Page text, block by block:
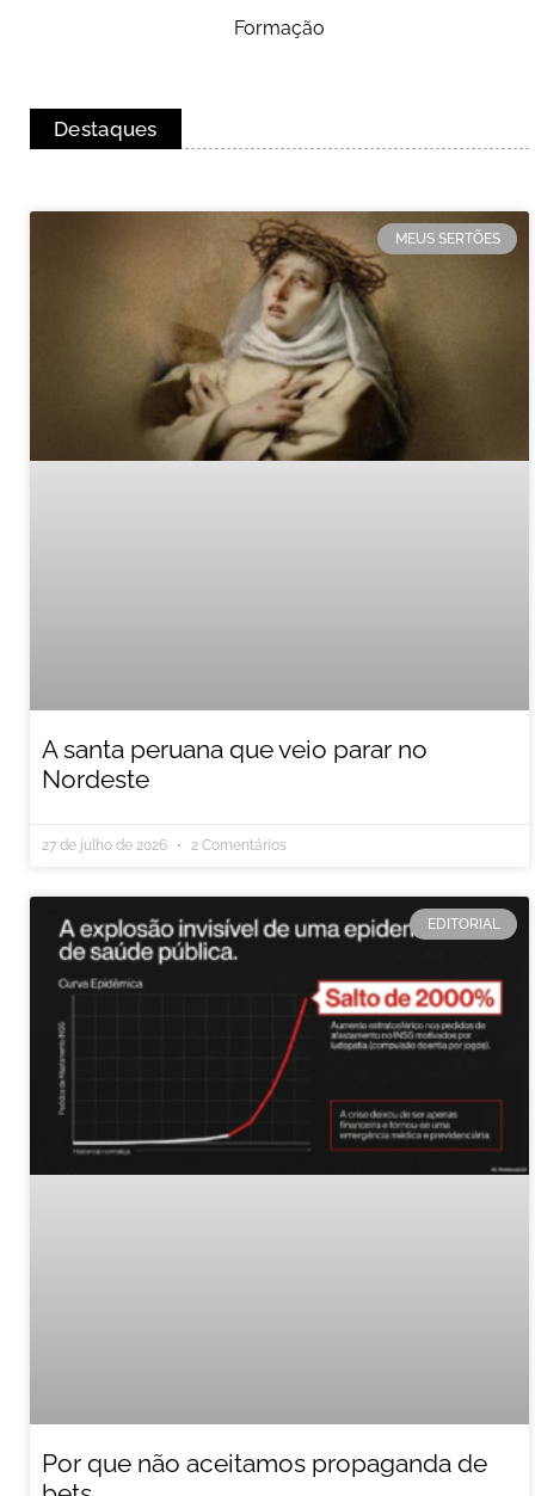
Formação
Destaques
MEUS SERTÕES
A santa peruana que veio parar no
Nordeste
27 de julho de 2026 2 Comentários
EDITORIAL
Por que não aceitamos propaganda de